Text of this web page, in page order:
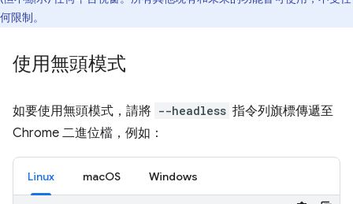
何限制。
使用無頭模式
如要使用無頭模式，請將 --headless 指令列旗標傳遞至
Chrome 二進位檔，例如：
Linux macOS Windows